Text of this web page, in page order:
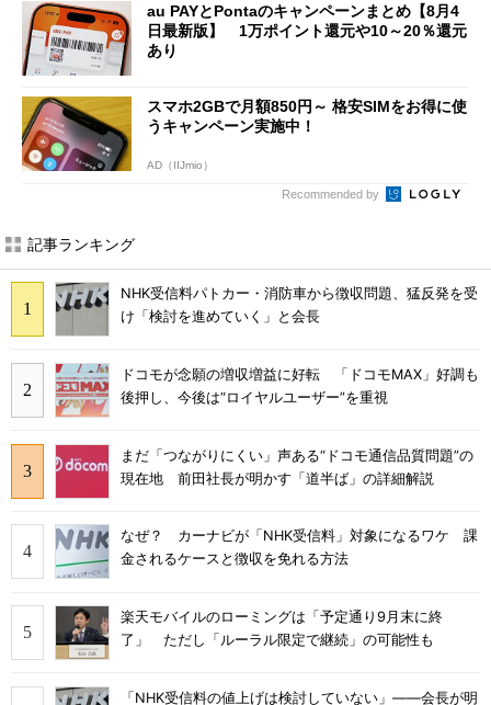
au PAYとPontaのキャンペーンまとめ【8月4
日最新版】 1万ポイント還元や10～20％還元
あり
スマホ2GBで月額850円～ 格安SIMをお得に使
うキャンペーン実施中！
AD（IIJmio）
Recommended by
記事ランキング
NHK受信料パトカー・消防車から徴収問題、猛反発を受
け「検討を進めていく」と会長
ドコモが念願の増収増益に好転 「ドコモMAX」好調も
後押し、今後は“ロイヤルユーザー”を重視
まだ「つながりにくい」声ある“ドコモ通信品質問題”の
現在地 前田社長が明かす「道半ば」の詳細解説
なぜ？ カーナビが「NHK受信料」対象になるワケ 課
金されるケースと徴収を免れる方法
楽天モバイルのローミングは「予定通り9月末に終
了」 ただし「ルーラル限定で継続」の可能性も
「NHK受信料の値上げは検討していない」――会長が明